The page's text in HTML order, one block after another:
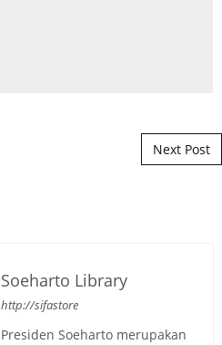
Next Post
Soeharto Library
http://sifastore
Presiden Soeharto merupakan